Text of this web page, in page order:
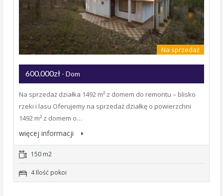
Na sprzedaż
600.000zł - Dom
Na sprzedaż działka 1492 m² z domem do remontu – blisko
rzeki i lasu Oferujemy na sprzedaż działkę o powierzchni
1492 m² z domem o…
więcej informacji
150 m2
4 Ilość pokoi